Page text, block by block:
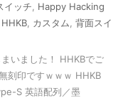
イッチ
Happy Hacking
HHKB カスタム
背面スイ
いました！ HHKBでご
刻印ですｗｗｗ HHKB
S 英語配列／墨